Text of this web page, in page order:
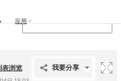
应用
表浏览 我要分享